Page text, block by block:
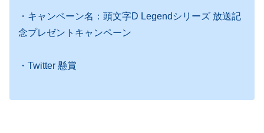
・キャンペーン名：頭文字D Legendシリーズ 放送記
念プレゼントキャンペーン
・Twitter 懸賞